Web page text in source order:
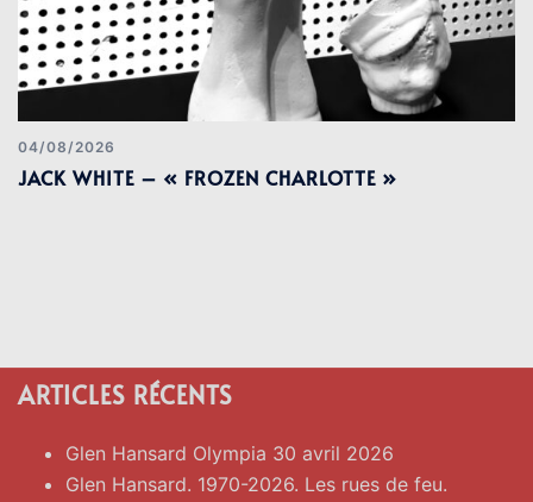
04/08/2026
JACK WHITE – « FROZEN CHARLOTTE »
ARTICLES RÉCENTS
Glen Hansard Olympia 30 avril 2026
Glen Hansard. 1970-2026. Les rues de feu.